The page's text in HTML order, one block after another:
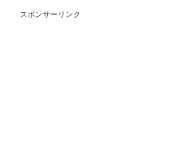
スポンサーリンク